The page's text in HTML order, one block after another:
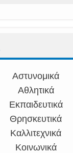
Αστυνομικά
Αθλητικά
Εκπαιδευτικά
Θρησκευτικά
Καλλιτεχνικά
Κοινωνικά